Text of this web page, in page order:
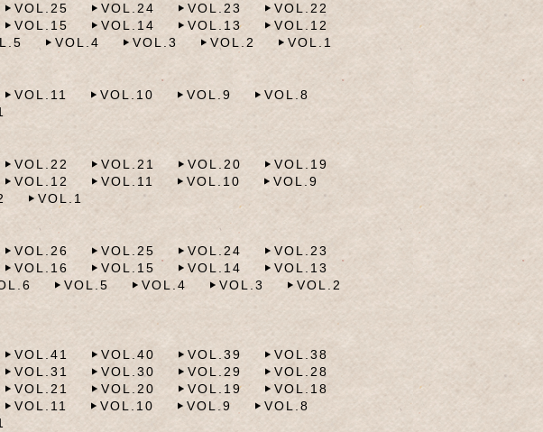
VOL.25 VOL.24 VOL.23
VOL.22
VOL.15 VOL.14 VOL.13
VOL.12
VOL.4 VOL.3 VOL.2 VOL.1
VOL.11 VOL.10 VOL.9
VOL.8
VOL.22 VOL.21 VOL.20
VOL.19
VOL.12 VOL.11 VOL.10
VOL.9
VOL.1
VOL.26 VOL.25 VOL.24
VOL.23
VOL.16 VOL.15 VOL.14
VOL.13
VOL.5 VOL.4 VOL.3
VOL.2
VOL.41 VOL.40 VOL.39
VOL.38
VOL.31 VOL.30 VOL.29
VOL.28
VOL.21 VOL.20 VOL.19
VOL.18
VOL.11 VOL.10 VOL.9
VOL.8